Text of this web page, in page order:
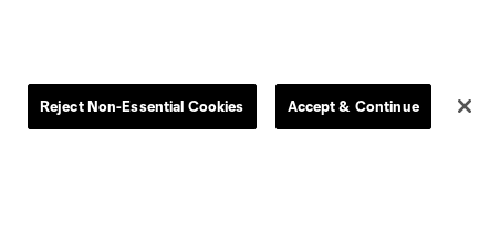
Reject Non-Essential Cookies Accept & Continue